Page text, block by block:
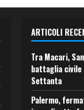
ARTICOLI
Tra Macari,
battaglia civile
Settanta
Palermo,